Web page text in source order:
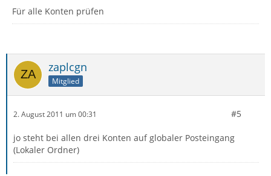
Für alle Konten prüfen
zaplcgn
Mitglied
2. August 2011 um 00:31 #5
jo steht bei allen drei Konten auf globaler Posteingang
(Lokaler Ordner)